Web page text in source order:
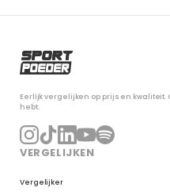
Eerlijk vergelijken op prijs en
hebt.
VERGELIJKEN
Vergelijker